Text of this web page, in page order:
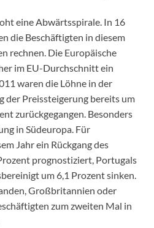
eine Abwärtsspirale. In 16
die Beschäftigten in diesem
rechnen. Die Europäische
im EU-Durchschnitt ein
waren die Löhne in der
der Preissteigerung bereits um
zurückgegangen. Besonders
in Südeuropa. Für
Jahr ein Rückgang des
prognostiziert, Portugals
um 6,1 Prozent sinken.
Großbritannien oder
zum zweiten Mal in